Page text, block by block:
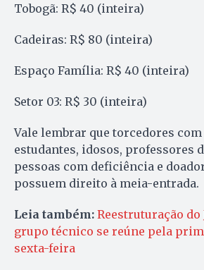
Tobogã: R$ 40 (inteira)
Cadeiras: R$ 80 (inteira)
Espaço Família: R$ 40 (inteira)
Setor 03: R$ 30 (inteira)
Vale lembrar que torcedores
estudantes, idosos, professores
pessoas com deficiência e
possuem direito à meia-entrada.
Leia também: Reestruturação do
grupo técnico se reúne pela
sexta-feira